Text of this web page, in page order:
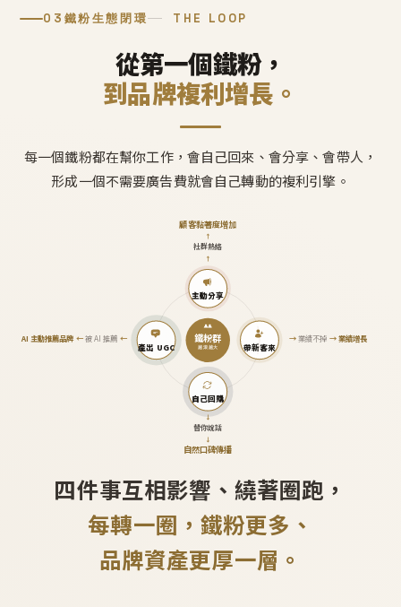
03 鐵粉生態閉環 THE LOOP
從第一個鐵粉，
到品牌複利增長。
每一個鐵粉都在幫你工作，會自己回來、會分享、會帶人，
形成一個不需要廣告費就會自己轉動的複利引擎。
鐵粉群
越滾越大
主動分享
↑
社群熱絡
↑
顧客黏著度增加
帶新客來
→業績不掉 →業績增長
自己回購
↓
替你說話
↓
自然口碑傳播
產出 UGC
AI 主動推薦品牌←被 AI 推薦 ←
四件事互相影響、繞著圈跑，
每轉一圈，鐵粉更多、
品牌資產更厚一層。